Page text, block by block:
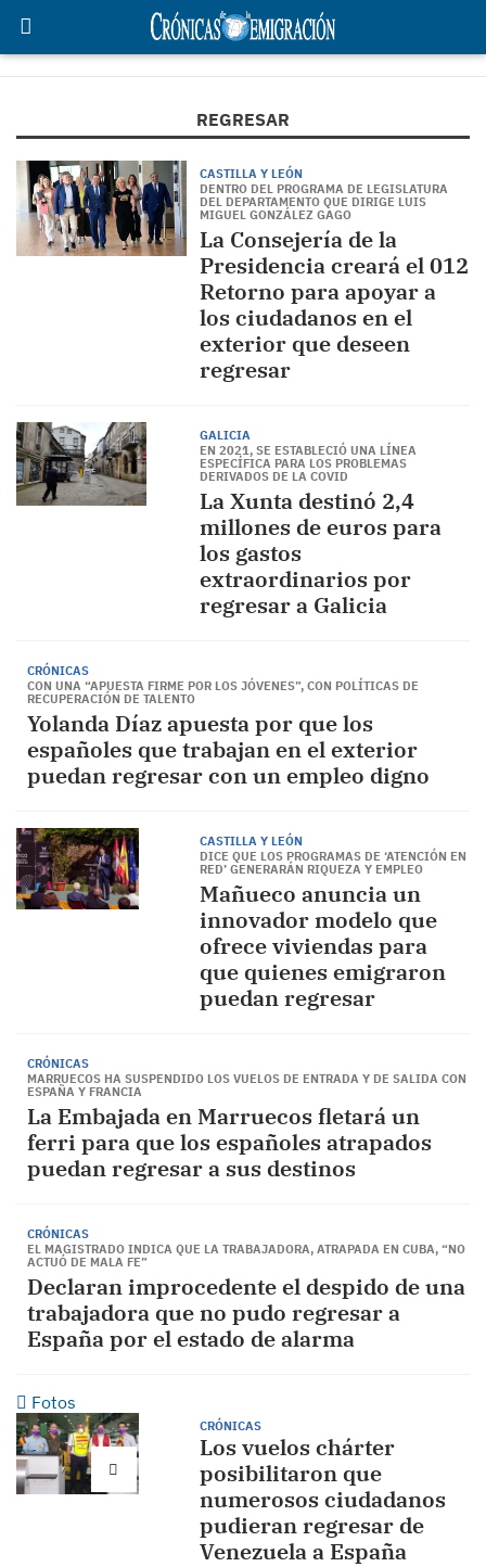
REGRESAR
CASTILLA Y LEÓN
DENTRO DEL PROGRAMA DE LEGISLATURA
DEL DEPARTAMENTO QUE DIRIGE LUIS
MIGUEL GONZÁLEZ GAGO
La Consejería de la
Presidencia creará el 012
Retorno para apoyar a
los ciudadanos en el
exterior que deseen
regresar
GALICIA
EN 2021, SE ESTABLECIÓ UNA LÍNEA
ESPECÍFICA PARA LOS PROBLEMAS
DERIVADOS DE LA COVID
La Xunta destinó 2,4
millones de euros para
los gastos
extraordinarios por
regresar a Galicia
CRÓNICAS
CON UNA “APUESTA FIRME POR LOS JÓVENES”, CON POLÍTICAS DE
RECUPERACIÓN DE TALENTO
Yolanda Díaz apuesta por que los
españoles que trabajan en el exterior
puedan regresar con un empleo digno
CASTILLA Y LEÓN
DICE QUE LOS PROGRAMAS DE ‘ATENCIÓN EN
RED’ GENERARÁN RIQUEZA Y EMPLEO
Mañueco anuncia un
innovador modelo que
ofrece viviendas para
que quienes emigraron
puedan regresar
CRÓNICAS
MARRUECOS HA SUSPENDIDO LOS VUELOS DE ENTRADA Y DE SALIDA CON
ESPAÑA Y FRANCIA
La Embajada en Marruecos fletará un
ferri para que los españoles atrapados
puedan regresar a sus destinos
CRÓNICAS
EL MAGISTRADO INDICA QUE LA TRABAJADORA, ATRAPADA EN CUBA, “NO
ACTUÓ DE MALA FE”
Declaran improcedente el despido de una
trabajadora que no pudo regresar a
España por el estado de alarma
Fotos
CRÓNICAS
Los vuelos chárter
posibilitaron que
numerosos ciudadanos
pudieran regresar de
Venezuela a España